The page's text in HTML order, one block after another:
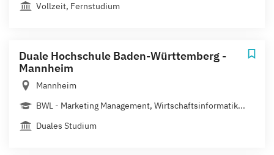
Vollzeit, Fernstudium
Duale Hochschule Baden-Württemberg -
Mannheim
Mannheim
BWL - Marketing Management, Wirtschaftsinformatik...
Duales Studium